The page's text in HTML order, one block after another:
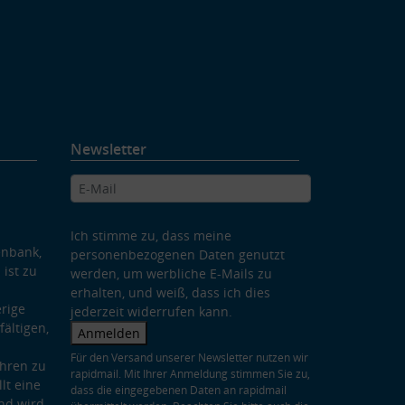
ist zu
zu
eine
Newsletter
Ich stimme zu, dass meine
personenbezogenen Daten genutzt
werden, um werbliche E-Mails zu
erhalten, und weiß, dass ich dies
jederzeit widerrufen kann.
Anmelden
Für den Versand unserer Newsletter nutzen wir
rapidmail. Mit Ihrer Anmeldung stimmen Sie zu,
dass die eingegebenen Daten an rapidmail